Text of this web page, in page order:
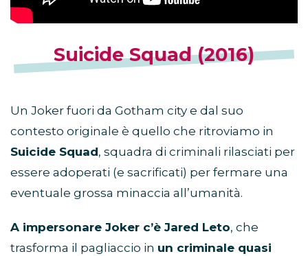
Suicide Squad (2016)
Un Joker fuori da Gotham city e dal suo
contesto originale è quello che ritroviamo in
Suicide Squad, squadra di criminali rilasciati per
essere adoperati (e sacrificati) per fermare una
eventuale grossa minaccia all’umanità.
A impersonare Joker c’è Jared Leto, che
trasforma il pagliaccio in un criminale quasi